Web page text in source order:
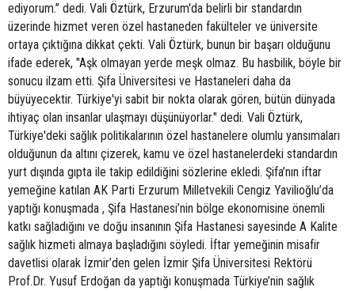
ediyorum.” dedi. Vali Öztürk, Erzurum'da belirli bir standardın
üzerinde hizmet veren özel hastaneden fakülteler ve üniversite
ortaya çıktığına dikkat çekti. Vali Öztürk, bunun bir başarı olduğunu
ifade ederek, "Aşk olmayan yerde meşk olmaz. Bu hasbilik, böyle bir
sonucu ilzam etti. Şifa Üniversitesi ve Hastaneleri daha da
büyüyecektir. Türkiye'yi sabit bir nokta olarak gören, bütün dünyada
ihtiyaç olan insanlar ulaşmayı düşünüyorlar." dedi. Vali Öztürk,
Türkiye'deki sağlık politikalarının özel hastanelere olumlu yansımaları
olduğunun da altını çizerek, kamu ve özel hastanelerdeki standardın
yurt dışında gıpta ile takip edildiğini sözlerine ekledi. Şifa’nın iftar
yemeğine katılan AK Parti Erzurum Milletvekili Cengiz Yavilioğlu’da
yaptığı konuşmada , Şifa Hastanesi’nin bölge ekonomisine önemli
katkı sağladığını ve doğu insanının Şifa Hastanesi sayesinde A Kalite
sağlık hizmeti almaya başladığını söyledi. İftar yemeğinin misafir
davetlisi olarak İzmir’den gelen İzmir Şifa Üniversitesi Rektörü
Prof.Dr. Yusuf Erdoğan da yaptığı konuşmada Türkiye’nin sağlık